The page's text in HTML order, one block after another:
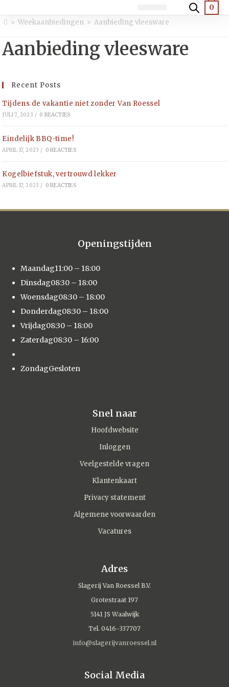
0
> Weekaanbiedingen > Aanbieding vleesware
Aanbieding vleesware
Recent Posts
Tijdens de vakantie niet zonder Van Roessel
JULI 7, 2023 / 0 REACTIES
Eindelijk BBQ-time!
APRIL 17, 2023 / 0 REACTIES
Kogelbiefstuk, vertrouwd lekker
APRIL 17, 2023 / 0 REACTIES
Openingstijden
Maandag11:00 – 18:00
Dinsdag08:30 – 18:00
Woensdag08:30 – 18:00
Donderdag08:30 – 18:00
Vrijdag08:30 – 18:00
Zaterdag08:30 – 16:00
ZondagGesloten
Snel naar
Hoofdwebsite
Inloggen
Veelgestelde vragen
Klantenkaart
Privacy statement
Algemene voorwaarden
Vacatures
Adres
Slagerij Van Roessel B.V.
Grotestraat 197
5141 JS Waalwijk
Tel. 0416-337707
info@slagerijvanroessel.nl
Social Media